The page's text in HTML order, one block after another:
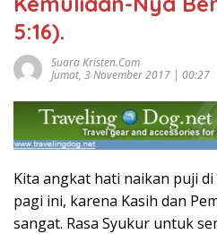
5:16).
Suara Kristen.com
Jumat, 3 November 2017 | 00:27
Kita angkat hati naikan puji
pagi ini, karena Kasih dan
sangat. Rasa Syukur untuk